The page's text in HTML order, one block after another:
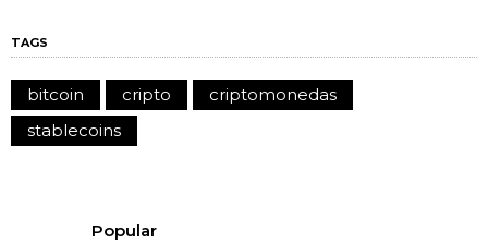
TAGS
bitcoin cripto
criptomonedas
stablecoins
Popular